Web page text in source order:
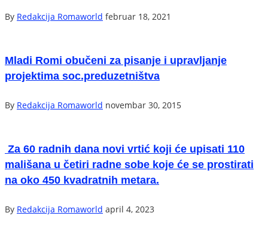
By Redakcija Romaworld februar 18, 2021
Mladi Romi obučeni za pisanje i upravljanje
projektima soc.preduzetništva
By Redakcija Romaworld novembar 30, 2015
Za 60 radnih dana novi vrtić koji će upisati 110
mališana u četiri radne sobe koje će se prostirati
na oko 450 kvadratnih metara.
By Redakcija Romaworld april 4, 2023